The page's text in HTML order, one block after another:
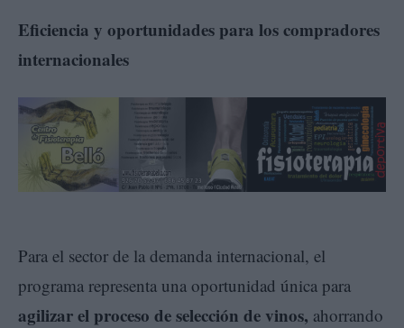
Eficiencia y oportunidades para los compradores
internacionales
Para el sector de la demanda internacional, el
programa representa una oportunidad única para
agilizar el proceso de selección de vinos, ahorrando